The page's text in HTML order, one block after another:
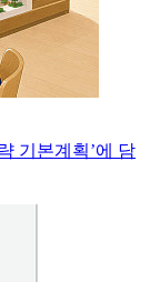
기본계획’에 담